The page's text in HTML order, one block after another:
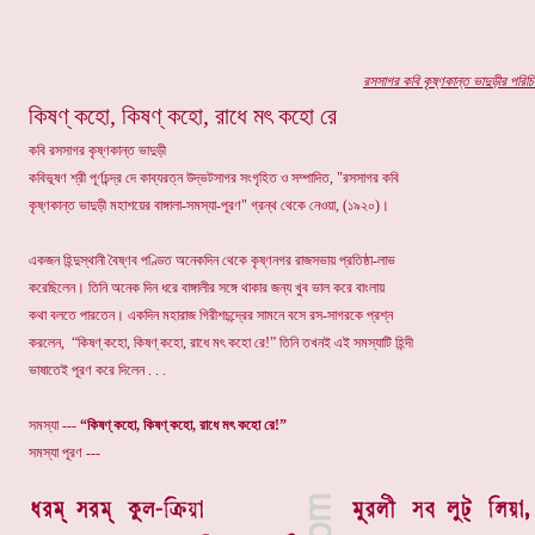
রসসাগর কবি কৃষ্ণকান্ত ভাদুড়ীর
কিষণ্ কহো, কিষণ্ কহো, রাধে মৎ কহো রে
কবি রসসাগর কৃষ্ণকান্ত ভাদুড়ী
কবিভূষণ শ্রী পূর্ণচন্দ্র দে কাব্যরত্ন উদ্ভটসাগর সংগৃহিত ও সম্পাদিত, "রসসাগর কবি
কৃষ্ণকান্ত ভাদুড়ী মহাশয়ের বাঙ্গালা-সমস্যা-পূরণ" গ্রন্থ থেকে নেওয়া, (১৯২০)।
একজন হিন্দুস্থানী বৈষ্ণব পণ্ডিত অনেকদিন থেকে কৃষ্ণনগর রাজসভায় প্রতিষ্ঠা-লাভ
করেছিলেন। তিনি অনেক দিন ধরে বাঙ্গালীর সঙ্গে থাকার জন্য খুব ভাল করে বাংলায়
কথা বলতে পারতেন। একদিন মহারাজ গিরীশচন্দ্রের সামনে বসে রস-সাগরকে প্রশ্ন
করলেন, “কিষণ্ কহো, কিষণ্ কহো, রাধে মৎ কহো রে!” তিনি তখনই এই সমস্যাটি হিন্দী
ভাষাতেই পূরণ করে দিলেন . . .
সমস্যা --- “কিষণ্ কহো, কিষণ্ কহো, রাধে মৎ কহো রে!”
সমস্যা পূরণ ---